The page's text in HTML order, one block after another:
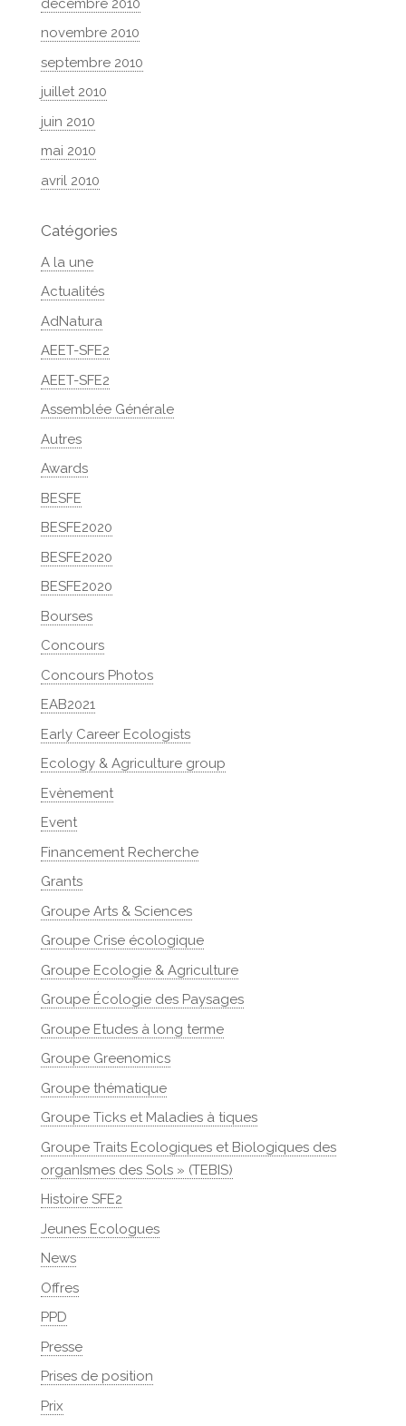
novembre 2010
septembre 2010
juillet 2010
juin 2010
mai 2010
avril 2010
Catégories
A la une
Actualités
AdNatura
AEET-SFE2
AEET-SFE2
Assemblée Générale
Autres
Awards
BESFE
BESFE2020
BESFE2020
BESFE2020
Bourses
Concours
Concours Photos
EAB2021
Early Career Ecologists
Ecology & Agriculture group
Evènement
Event
Financement Recherche
Grants
Groupe Arts & Sciences
Groupe Crise écologique
Groupe Ecologie & Agriculture
Groupe Écologie des Paysages
Groupe Etudes à long terme
Groupe Greenomics
Groupe thématique
Groupe Ticks et Maladies à tiques
Groupe Traits Ecologiques et Biologiques des
organIsmes des Sols » (TEBIS)
Histoire SFE2
Jeunes Ecologues
News
Offres
PPD
Presse
Prises de position
Prix